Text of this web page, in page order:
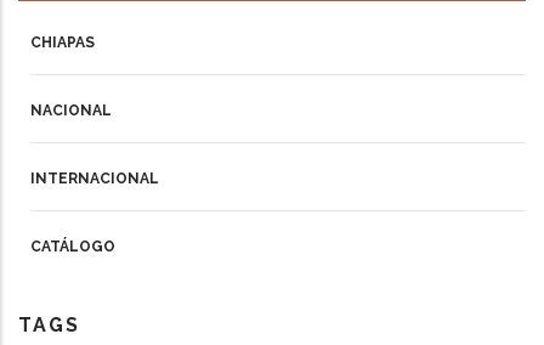
CHIAPAS
NACIONAL
INTERNACIONAL
CATÁLOGO
TAGS